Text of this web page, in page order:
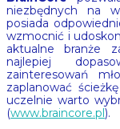
niezbędnych na
posiada
wzmocnić i
aktualne branże
najlepiej
zainteresowań
zaplanować
uczelnie warto
(www.braincore.pl).